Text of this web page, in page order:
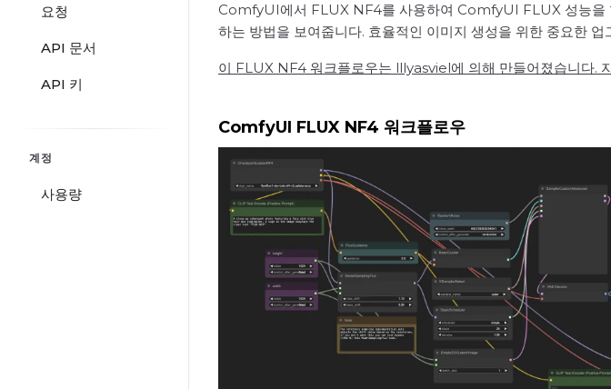
요청
API 문서
API 키
계정
사용량
ComfyUI에서 FLUX NF4를 사용하여 ComfyUI FLUX 성능을
하는 방법을 보여줍니다. 효율적인 이미지 생성을 위한 중요한 업
이 FLUX NF4 워크플로우는 lllyasviel에 의해 만들어졌습니다.
ComfyUI FLUX NF4 워크플로우